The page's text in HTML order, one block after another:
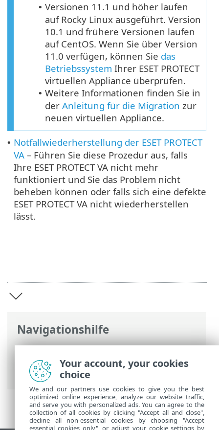
Navigationshilfe
ESET Online-Hilfe>ESET PROTECT On-
Prem>Einführung in die virtuelle ESET
PROTECT Appliance
• Versionen 11.1 und höher laufen
auf Rocky Linux ausgeführt. Version
10.1 und frühere Versionen laufen
auf CentOS. Wenn Sie über Version
11.0 verfügen, können Sie das
Betriebssystem Ihrer ESET PROTECT
virtuellen Appliance überprüfen.
• Weitere Informationen finden Sie in
der Anleitung für die Migration zur
neuen virtuellen Appliance.
• Notfallwiederherstellung der ESET PROTECT
VA – Führen Sie diese Prozedur aus, falls
Ihre ESET PROTECT VA nicht mehr
funktioniert und Sie das Problem nicht
beheben können oder falls sich eine defekte
ESET PROTECT VA nicht wiederherstellen
lässt.
Your account, your cookies
choice
We and our partners use cookies to give you the best
optimized online experience, analyze our website traffic,
and serve you with personalized ads. You can agree to the
collection of all cookies by clicking "Accept all and close",
decline all non-essential cookies by choosing "Accept
essential cookies only", or adjust your cookie settings by